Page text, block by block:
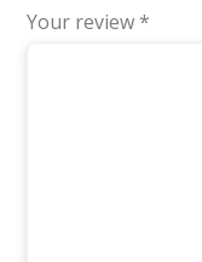
Your review *